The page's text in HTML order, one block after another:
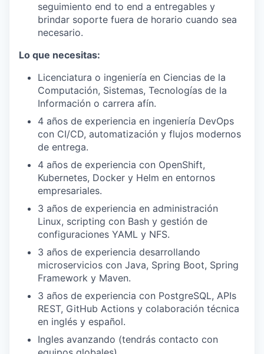
seguimiento end to end a entregables y
brindar soporte fuera de horario cuando sea
necesario.
Lo que necesitas:
Licenciatura o ingeniería en Ciencias de la
Computación, Sistemas, Tecnologías de la
Información o carrera afín.
4 años de experiencia en ingeniería DevOps
con CI/CD, automatización y flujos modernos
de entrega.
4 años de experiencia con OpenShift,
Kubernetes, Docker y Helm en entornos
empresariales.
3 años de experiencia en administración
Linux, scripting con Bash y gestión de
configuraciones YAML y NFS.
3 años de experiencia desarrollando
microservicios con Java, Spring Boot, Spring
Framework y Maven.
3 años de experiencia con PostgreSQL, APIs
REST, GitHub Actions y colaboración técnica
en inglés y español.
Ingles avanzando (tendrás contacto con